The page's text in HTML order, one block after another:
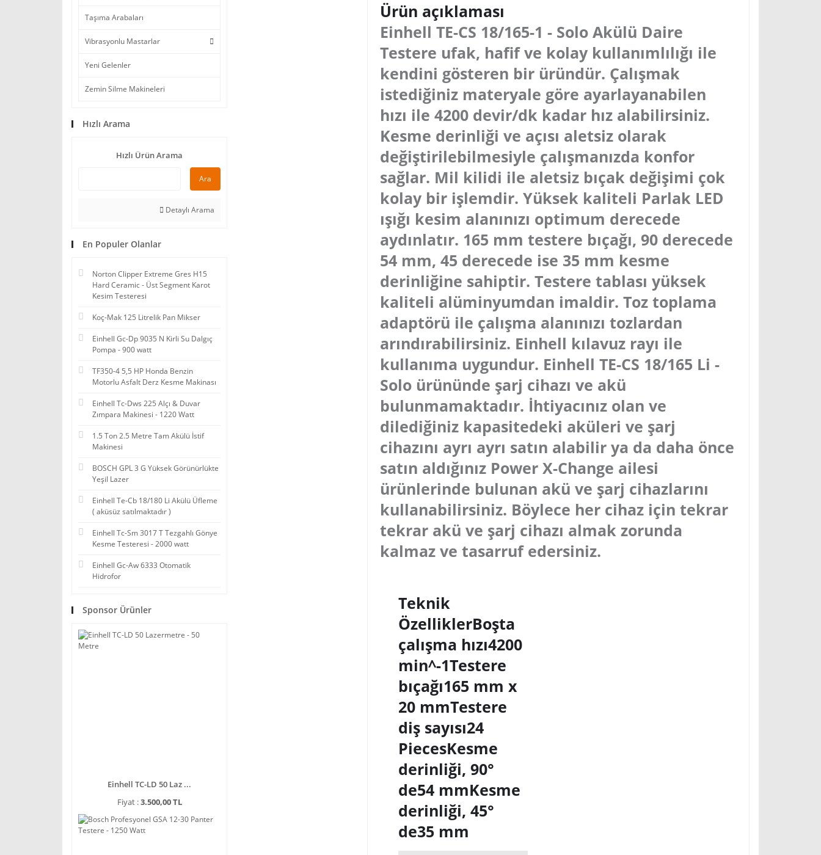
Taşıma Arabaları
Vibrasyonlu Mastarlar
Yeni Gelenler
Zemin Silme Makineleri
Hızlı Arama
Hızlı Ürün Arama
Ara
Detaylı Arama
En Populer Olanlar
Norton Clipper Extreme Gres H15
Hard Ceramic - Üst Segment Karot
Kesim Testeresi
Koç-Mak 125 Litrelik Pan Mikser
Einhell Gc-Dp 9035 N Kirli Su Dalgıç
Pompa - 900 watt
TF350-4 5,5 HP Honda Benzin
Motorlu Asfalt Derz Kesme Makinası
Einhell Tc-Dws 225 Alçı & Duvar
Zımpara Makinesi - 1220 Watt
1.5 Ton 2.5 Metre Tam Akülü İstif
Makinesi
BOSCH GPL 3 G Yüksek Görünürlükte
Yeşil Lazer
Einhell Te-Cb 18/180 Li Akülü Üfleme
( aküsüz satılmaktadır )
Einhell Tc-Sm 3017 T Tezgahlı Gönye
Kesme Testeresi - 2000 watt
Einhell Gc-Aw 6333 Otomatik
Hidrofor
Sponsor Ürünler
Einhell TC-LD 50 Laz ...
Fiyat :3.500,00 TL
Ürün açıklaması
Einhell TE-CS 18/165-1 - Solo Akülü Daire
Testere ufak, hafif ve kolay kullanımlılığı ile
kendini gösteren bir üründür. Çalışmak
istediğiniz materyale göre ayarlayanabilen
hızı ile 4200 devir/dk kadar hız alabilirsiniz.
Kesme derinliği ve açısı aletsiz olarak
değiştirilebilmesiyle çalışmanızda konfor
sağlar. Mil kilidi ile aletsiz bıçak değişimi çok
kolay bir işlemdir. Yüksek kaliteli Parlak LED
ışığı kesim alanınızı optimum derecede
aydınlatır. 165 mm testere bıçağı, 90 derecede
54 mm, 45 derecede ise 35 mm kesme
derinliğine sahiptir. Testere tablası yüksek
kaliteli alüminyumdan imaldir. Toz toplama
adaptörü ile çalışma alanınızı tozlardan
arındırabilirsiniz. Einhell kılavuz rayı ile
kullanıma uygundur. Einhell TE-CS 18/165 Li -
Solo ürününde şarj cihazı ve akü
bulunmamaktadır. İhtiyacınız olan ve
dilediğiniz kapasitedeki aküleri ve şarj
cihazını ayrı ayrı satın alabilir ya da daha önce
satın aldığınız Power X-Change ailesi
ürünlerinde bulunan akü ve şarj cihazlarını
kullanabilirsiniz. Böylece her cihaz için tekrar
tekrar akü ve şarj cihazı almak zorunda
kalmaz ve tasarruf edersiniz.
Teknik
ÖzelliklerBoşta
çalışma hızı4200
min^-1Testere
bıçağı165 mm x
20 mmTestere
diş sayısı24
PiecesKesme
derinliği, 90°
de54 mmKesme
derinliği, 45°
de35 mm